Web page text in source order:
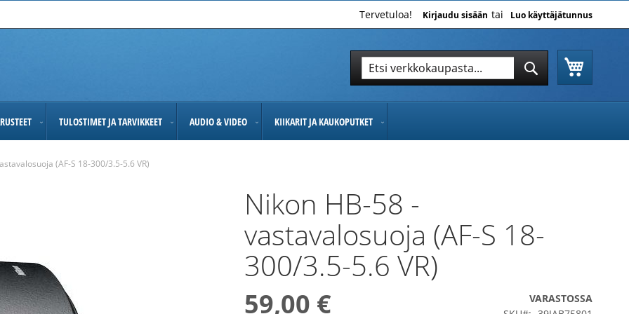
Tervetuloa! Kirjaudu sisään Luo käyttäjätunnus
Hae
TULOSTIMET JA TARVIKKEET AUDIO & VIDEO KIIKARIT JA KAUKOPUTKET
(AF-S 18-300/3.5-5.6 VR)
Nikon HB-58 -
vastavalosuoja (AF-S 18-
300/3.5-5.6 VR)
59,00 €
VARASTOSSA